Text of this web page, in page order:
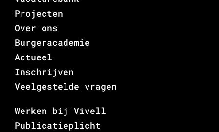
Projecten
Over ons
Burgeracademie
Actueel
Inschrijven
Veelgestelde vragen
Werken bij Vivell
Publicatieplicht